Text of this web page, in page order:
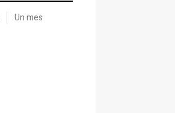
Un mes